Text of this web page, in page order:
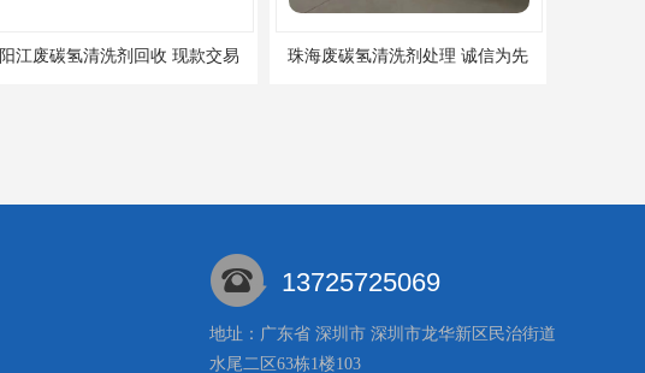
阳江废碳氢清洗剂回收 现款交易 珠海废碳氢清洗剂处理 诚信为先
13725725069
地址：广东省 深圳市 深圳市龙华新区民治街道
水尾二区63栋1楼103